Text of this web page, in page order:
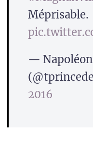
Méprisable.
— Napoléon
2016